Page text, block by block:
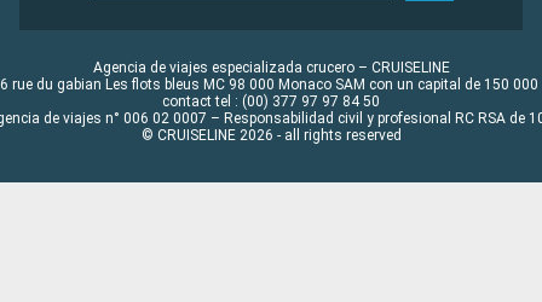
Agencia de viajes especializada crucero – CRUISELINE
rue du gabian Les flots bleus MC 98 000 Monaco SAM con un capital de 150 000
contact tel : (00) 377 97 97 84 50
de viajes n° 006 02 0007 – Responsabilidad civil y profesional RC RSA de
© CRUISELINE 2026 - all rights reserved